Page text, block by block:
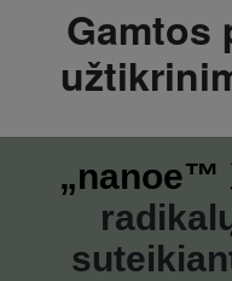
Gamtos
„nanoe™